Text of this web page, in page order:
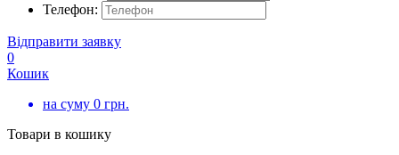
Телефон:
Відправити заявку
0
Кошик
на суму 0 грн.
Товари в кошику